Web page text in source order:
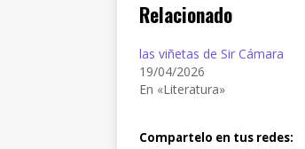
Relacionado
las viñetas de Sir Cámara
19/04/2026
En «Literatura»
Compartelo en tus redes: